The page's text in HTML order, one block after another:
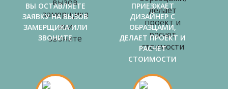
ВЫ ОСТАВЛЯЕТЕ
ЗАЯВКУ НА ВЫЗОВ
ЗАМЕРЩИКА ИЛИ
ЗВОНИТЕ
ПРИЕЗЖАЕТ
ДИЗАЙНЕР С
ОБРАЗЦАМИ,
ДЕЛАЕТ ПРОЕКТ И
РАСЧЕТ
СТОИМОСТИ